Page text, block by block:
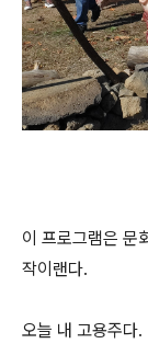
이 프로그램은 문
작이랜다.
오늘 내 고용주다.